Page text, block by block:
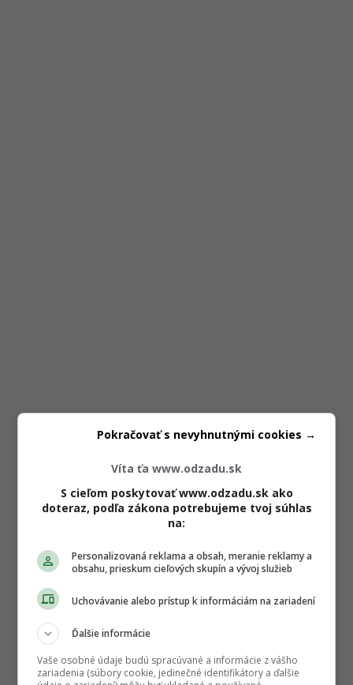
Víta ťa www.odzadu.sk
S cieľom poskytovať www.odzadu.sk ako
doteraz, podľa zákona potrebujeme tvoj súhlas
na:
Personalizovaná reklama a obsah, meranie reklamy a
obsahu, prieskum cieľových skupín a vývoj služieb
Uchovávanie alebo prístup k informáciám na zariadení
Ďalšie informácie
Vaše osobné údaje budú spracúvané a informácie z vášho
zariadenia (súbory cookie, jedinečné identifikátory a ďalšie
Pokračovať s nevyhnutnými cookies →